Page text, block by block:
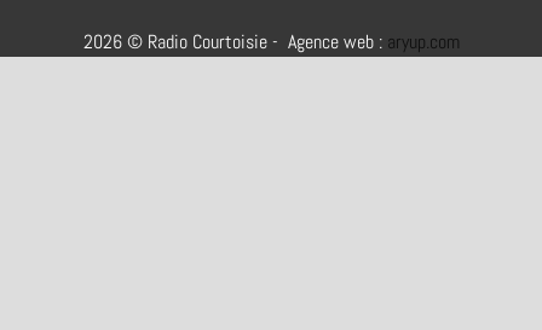
2026 © Radio Courtoisie - Agence web : aryup.com